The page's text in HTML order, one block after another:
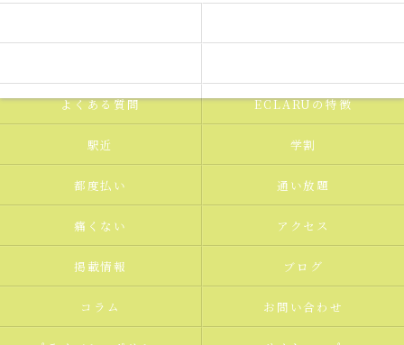
よくある質問 ECLARUの特徴
駅近 学割
都度払い 通い放題
痛くない アクセス
掲載情報 ブログ
コラム お問い合わせ